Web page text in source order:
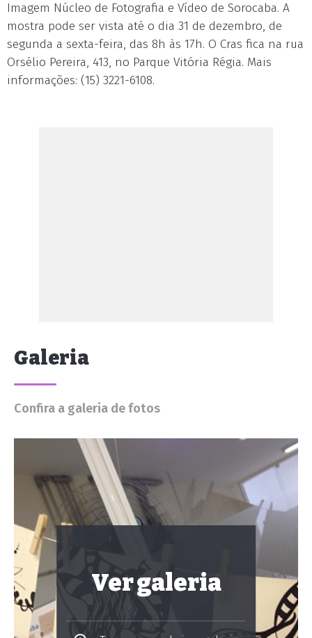
Imagem Núcleo de Fotografia e Vídeo de Sorocaba. A
mostra pode ser vista até o dia 31 de dezembro, de
segunda a sexta-feira, das 8h às 17h. O Cras fica na rua
Orsélio Pereira, 413, no Parque Vitória Régia. Mais
informações: (15) 3221-6108.
Galeria
Confira a galeria de fotos
Ver galeria